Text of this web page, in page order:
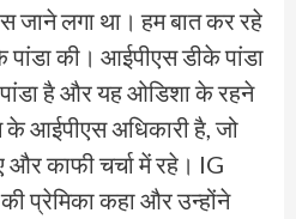
लगा था। हम बात कर रहे
की। आईपीएस डीके पांडा
पांडा है और यह ओडिशा के रहने
आईपीएस अधिकारी है, जो
काफी चर्चा में रहे। IG
प्रेमिका कहा और उन्होंने